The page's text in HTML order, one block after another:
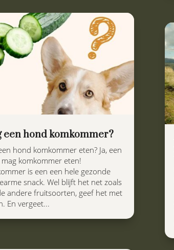
een hond komkommer?
hond komkommer eten? Ja, een
komkommer eten!
is een een hele gezonde
snack. Wel blijft het net zoals
andere fruitsoorten, geef het met
En vergeet...